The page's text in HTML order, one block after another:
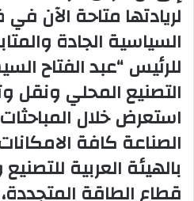
لريادتها متاحة الآن في
السياسية الجادة
للرئيس “عبد الفتاح
التصنيع المحلي ونقل
استعرض خلال
الصناعة كافة
بالهيئة العربية
قطاع الطاقة المتجددة،